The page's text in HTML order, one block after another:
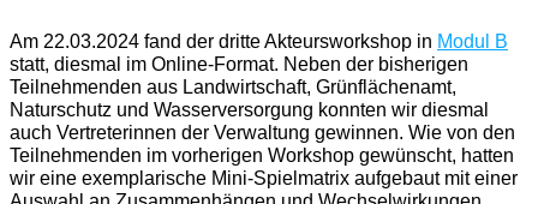
Am 22.03.2024 fand der dritte Akteursworkshop in Modul B
statt, diesmal im Online-Format. Neben der bisherigen
Teilnehmenden aus Landwirtschaft, Grünflächenamt,
Naturschutz und Wasserversorgung konnten wir diesmal
auch Vertreterinnen der Verwaltung gewinnen. Wie von den
Teilnehmenden im vorherigen Workshop gewünscht, hatten
wir eine exemplarische Mini-Spielmatrix aufgebaut mit einer